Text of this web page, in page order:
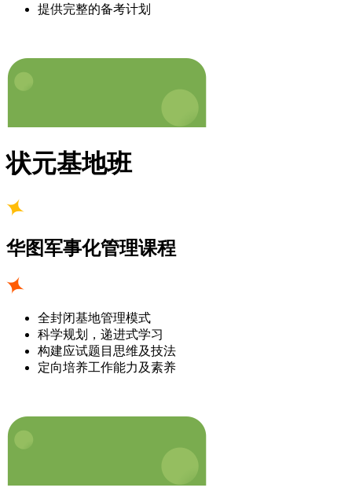
提供完整的备考计划
状元基地班
华图军事化管理课程
全封闭基地管理模式
科学规划，递进式学习
构建应试题目思维及技法
定向培养工作能力及素养